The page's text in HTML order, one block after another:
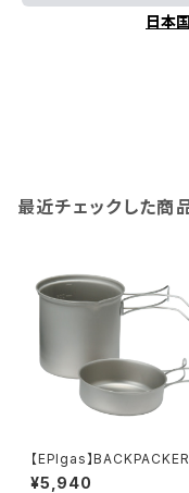
日本
最近チェックした商
【EPIgas】
OOKER S
¥5,940